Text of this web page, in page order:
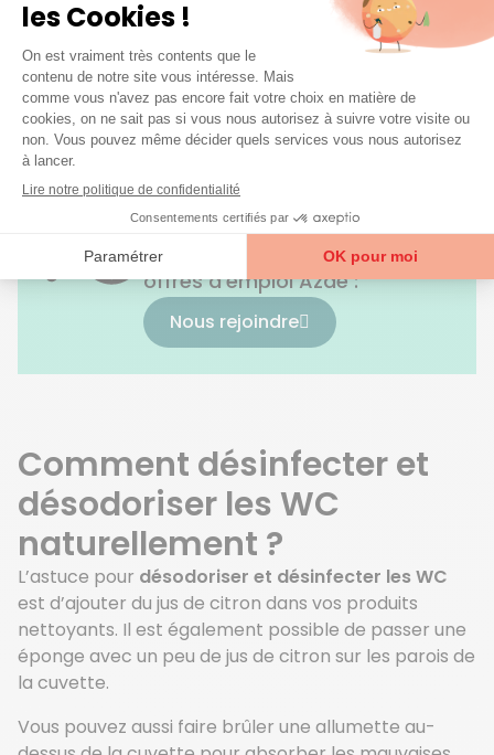
encrassées.
Tirez la chasse d’eau pour rincer la cuvette et
éliminer la solution de cristaux de soude et les
résidus.
Vous souhaitez faire un métier
qui a du sens ? Découvrez les
offres d'emploi Azaé :
Nous rejoindre
Comment désinfecter et
désodoriser les WC
naturellement ?
L’astuce pour désodoriser et désinfecter les WC
est d’ajouter du jus de citron dans vos produits
nettoyants. Il est également possible de passer une
éponge avec un peu de jus de citron sur les parois de
la cuvette.
Vous pouvez aussi faire brûler une allumette au-